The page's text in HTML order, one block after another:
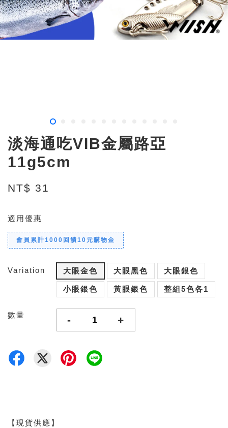
淡海通吃VIB金屬路亞
11g5cm
NT$ 31
適用優惠
會員累計1000回饋10元購物金
Variation 大眼金色 大眼黑色 大眼銀色
小眼銀色 黃眼銀色 整組5色各1
數量 - +
【現貨供應】